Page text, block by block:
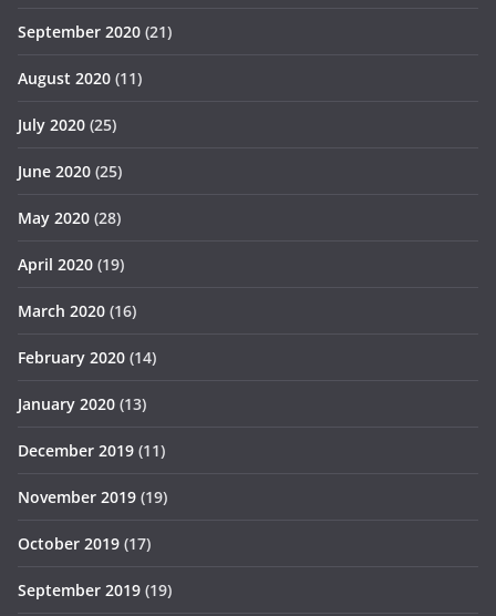
September 2020 (21)
August 2020 (11)
July 2020 (25)
June 2020 (25)
May 2020 (28)
April 2020 (19)
March 2020 (16)
February 2020 (14)
January 2020 (13)
December 2019 (11)
November 2019 (19)
October 2019 (17)
September 2019 (19)